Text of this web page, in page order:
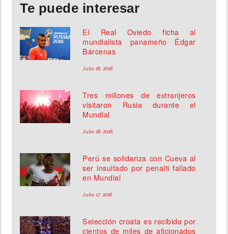
Te puede interesar
El Real Oviedo ficha al
mundialista panameño Édgar
Bárcenas
Julio 18, 2018
Tres millones de extranjeros
visitaron Rusia durante el
Mundial
Julio 18, 2018
Perú se solidariza con Cueva al
ser insultado por penalti fallado
en Mundial
Julio 17, 2018
Selección croata es recibida por
cientos de miles de aficionados